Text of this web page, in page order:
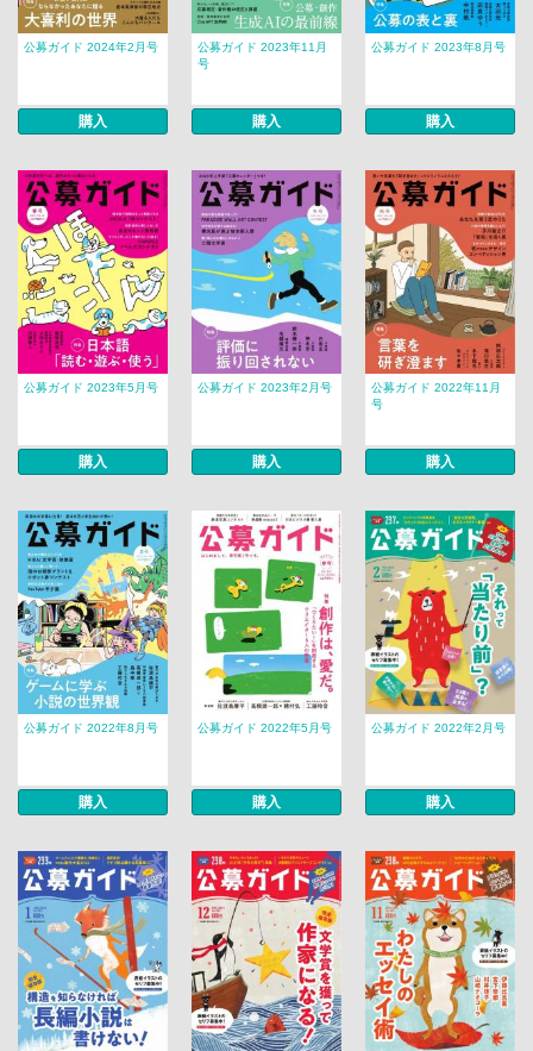
公募ガイド 2024年2月号
購入
公募ガイド 2023年11月
号
購入
公募ガイド 2023年8月号
購入
公募ガイド 2023年5月号
購入
公募ガイド 2023年2月号
購入
公募ガイド 2022年11月
号
購入
公募ガイド 2022年8月号
購入
公募ガイド 2022年5月号
購入
公募ガイド 2022年2月号
購入